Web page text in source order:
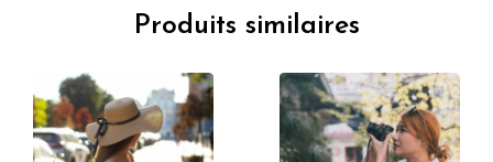
Produits similaires